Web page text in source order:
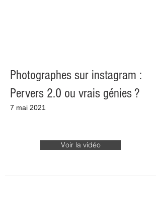
Photographes sur instagram :
Pervers 2.0 ou vrais génies ?
7 mai 2021
Voir la vidéo